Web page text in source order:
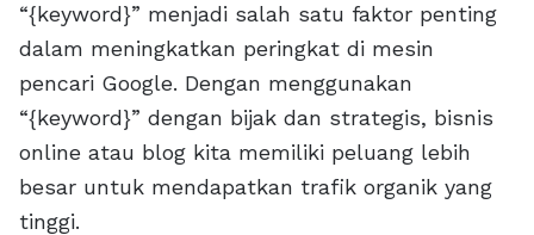
“{keyword}” menjadi salah satu faktor penting
dalam meningkatkan peringkat di mesin
pencari Google. Dengan menggunakan
“{keyword}” dengan bijak dan strategis, bisnis
online atau blog kita memiliki peluang lebih
besar untuk mendapatkan trafik organik yang
tinggi.